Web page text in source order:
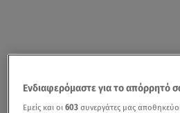
Ενδιαφερόμαστε για το απόρρητό
Εμείς και οι603 συνεργάτες μας